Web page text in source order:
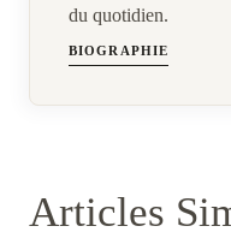
du quotidien.
BIOGRAPHIE
Articles